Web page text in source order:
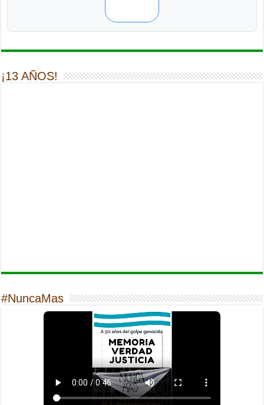
¡13 AÑOS!
#NuncaMas